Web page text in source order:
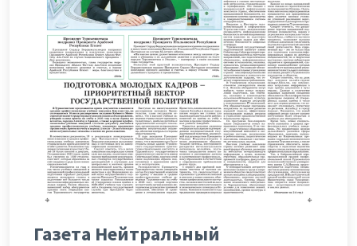
Газета Нейтральный